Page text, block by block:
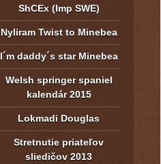
ShCEx (Imp SWE)
Nyliram Twist to Minebea
I´m daddy´s star Minebea
Welsh springer spaniel
kalendár 2015
Lokmadi Douglas
Stretnutie priateľov
sliedičov 2013